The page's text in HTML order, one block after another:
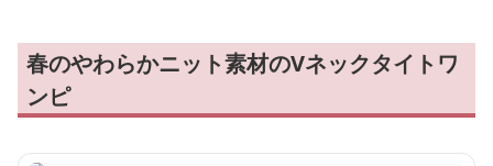
春のやわらかニット素材のVネックタイトワ
ンピ